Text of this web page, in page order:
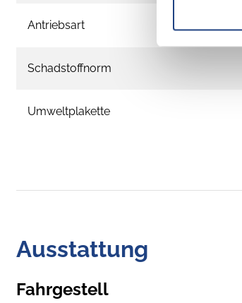
Antriebsart
Schadstoffnorm
Umweltplakette
Ausstattung
Fahrgestell